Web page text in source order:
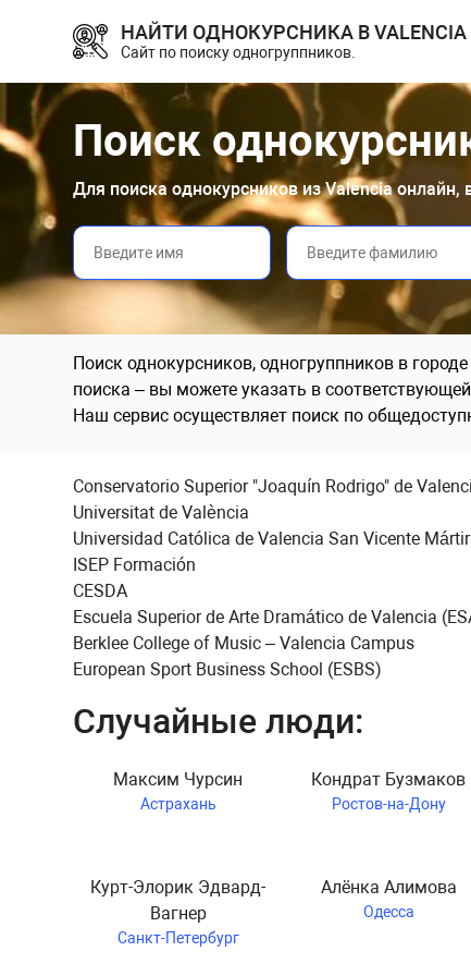
НАЙТИ ОДНОКУРСНИКА В VALENCIA
Сайт по поиску одногруппников.
Поиск
Для поиска однокурсников из Valencia
Поиск однокурсников, одногруппников в
поиска – вы можете указать в
Наш сервис осуществляет поиск по
Conservatorio Superior "Joaquín Rodrigo" de
Universitat de València
Universidad Católica de Valencia San Vicente Mártir
ISEP Formación
CESDA
Escuela Superior de Arte Dramático de Valencia
Berklee College of Music – Valencia Campus
European Sport Business School (ESBS)
Случайные люди:
Максим Чурсин
Астрахань
Кондрат Бузмаков
Ростов-на-Дону
Курт-Элорик Эдвард-
Вагнер
Санкт-Петербург
Алёнка Алимова
Одесса